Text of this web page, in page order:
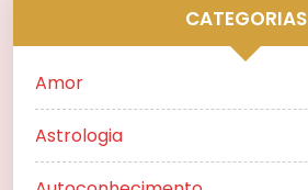
CATEGORIAS
Amor
Astrologia